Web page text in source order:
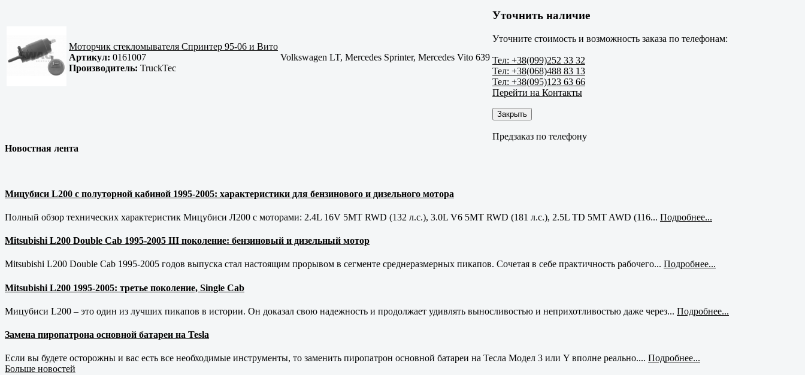
Моторчик стекломывателя Спринтер 95-06 и Вито
Артикул: 0161007
Производитель: TruckTec
Volkswagen LT, Mercedes Sprinter, Mercedes Vito 639
Уточнить наличие
Уточните стоимость и возможность заказа по телефонам:
Тел: +38(099)252 33 32
Тел: +38(068)488 83 13
Тел: +38(095)123 63 66
Перейти на Контакты
Закрыть
Предзаказ по телефону
Новостная лента
Мицубиси L200 с полуторной кабиной 1995-2005: характеристики для бензинового и дизельного мотора
Полный обзор технических характеристик Мицубиси Л200 с моторами: 2.4L 16V 5MT RWD (132 л.с.), 3.0L V6 5MT RWD (181 л.с.), 2.5L TD 5MT AWD (116... Подробнее...
Mitsubishi L200 Double Cab 1995-2005 III поколение: бензиновый и дизельный мотор
Mitsubishi L200 Double Cab 1995-2005 годов выпуска стал настоящим прорывом в сегменте среднеразмерных пикапов. Сочетая в себе практичность рабочего... Подробнее...
Mitsubishi L200 1995-2005: третье поколение, Single Cab
Мицубиси L200 – это один из лучших пикапов в истории. Он доказал свою надежность и продолжает удивлять выносливостью и неприхотливостью даже через... Подробнее...
Замена пиропатрона основной батареи на Tesla
Если вы будете осторожны и вас есть все необходимые инструменты, то заменить пиропатрон основной батареи на Тесла Модел 3 или Y вполне реально.... Подробнее...
Больше новостей